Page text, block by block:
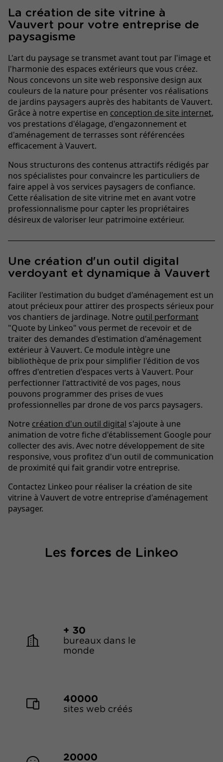
La création de site vitrine à
Vauvert pour votre entreprise de
paysagisme
L'art du paysage se transmet avant tout par l'image et
l'harmonie des espaces extérieurs que vous créez.
Nous concevons un site web responsive design aux
couleurs de la nature pour présenter vos réalisations
de jardins paysagers auprès des habitants de Vauvert.
Grâce à notre expertise en conception de site internet,
vos prestations d'élagage, d'engazonnement et
d'aménagement de terrasses sont référencées
efficacement à Vauvert.
Nous structurons des contenus attractifs rédigés par
nos spécialistes pour convaincre les particuliers de
faire appel à vos services paysagers de confiance.
Cette réalisation de site vitrine met en avant votre
professionnalisme pour capter les propriétaires
désireux de valoriser leur patrimoine extérieur.
Une création d'un outil digital
verdoyant et dynamique à Vauvert
Faciliter l'estimation du budget d'aménagement est un
atout précieux pour attirer des prospects sérieux pour
vos chantiers de jardinage. Notre outil performant
"Quote by Linkeo" vous permet de recevoir et de
traiter des demandes d'estimation d'aménagement
extérieur à Vauvert. Ce module intègre une
bibliothèque de prix pour simplifier l'édition de vos
offres d'entretien d'espaces verts à Vauvert. Pour
perfectionner l'attractivité de vos pages, nous
pouvons programmer des prises de vues
professionnelles par drone de vos parcs paysagers.
Notre création d'un outil digital s'ajoute à une
animation de votre fiche d'établissement Google pour
collecter des avis. Avec notre développement de site
responsive, vous profitez d'un outil de communication
de proximité qui fait grandir votre entreprise.
Contactez Linkeo pour réaliser la création de site
vitrine à Vauvert de votre entreprise d'aménagement
paysager.
Les forces de Linkeo
+ 30
bureaux dans le
monde
40000
sites web créés
20000